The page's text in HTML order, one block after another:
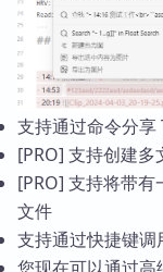
支持通过命令分享
[PRO] 支持创建多
[PRO] 支持将带
文件
支持通过快捷键调